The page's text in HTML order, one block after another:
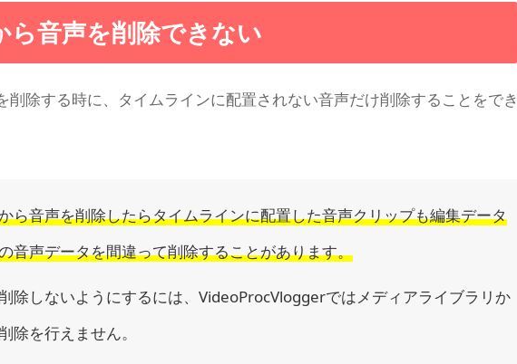
音声を削除できない
削除する時に、タイムラインに配置されない音声だけ削除することをでき
ら音声を削除したらタイムラインに配置した音声クリップも編集データ
音声データを間違って削除することがあります。
除しないようにするには、VideoProcVloggerではメディアライブラリか
除を行えません。